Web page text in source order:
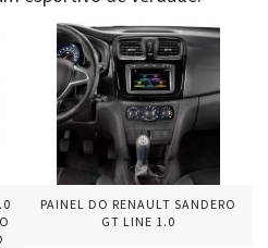
PAINEL DO RENAULT SANDERO
GT LINE 1.0